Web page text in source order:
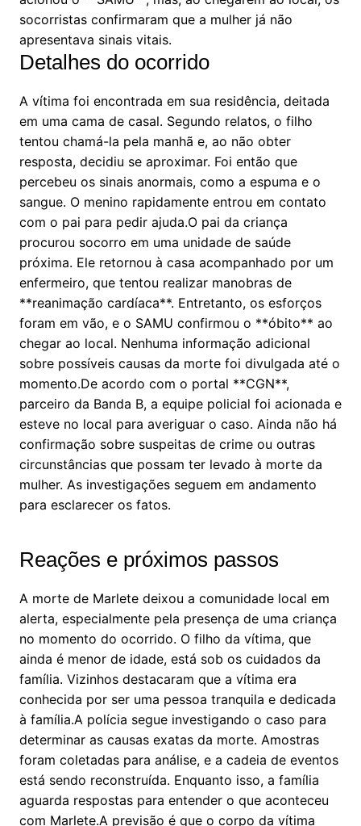
socorristas confirmaram que a mulher já não
apresentava sinais vitais.
Detalhes do ocorrido
A vítima foi encontrada em sua residência, deitada
em uma cama de casal. Segundo relatos, o filho
tentou chamá-la pela manhã e, ao não obter
resposta, decidiu se aproximar. Foi então que
percebeu os sinais anormais, como a espuma e o
sangue. O menino rapidamente entrou em contato
com o pai para pedir ajuda.O pai da criança
procurou socorro em uma unidade de saúde
próxima. Ele retornou à casa acompanhado por um
enfermeiro, que tentou realizar manobras de
**reanimação cardíaca**. Entretanto, os esforços
foram em vão, e o SAMU confirmou o **óbito** ao
chegar ao local. Nenhuma informação adicional
sobre possíveis causas da morte foi divulgada até o
momento.De acordo com o portal **CGN**,
parceiro da Banda B, a equipe policial foi acionada e
esteve no local para averiguar o caso. Ainda não há
confirmação sobre suspeitas de crime ou outras
circunstâncias que possam ter levado à morte da
mulher. As investigações seguem em andamento
para esclarecer os fatos.
Reações e próximos passos
A morte de Marlete deixou a comunidade local em
alerta, especialmente pela presença de uma criança
no momento do ocorrido. O filho da vítima, que
ainda é menor de idade, está sob os cuidados da
família. Vizinhos destacaram que a vítima era
conhecida por ser uma pessoa tranquila e dedicada
à família.A polícia segue investigando o caso para
determinar as causas exatas da morte. Amostras
foram coletadas para análise, e a cadeia de eventos
está sendo reconstruída. Enquanto isso, a família
aguarda respostas para entender o que aconteceu
com Marlete.A previsão é que o corpo da vítima